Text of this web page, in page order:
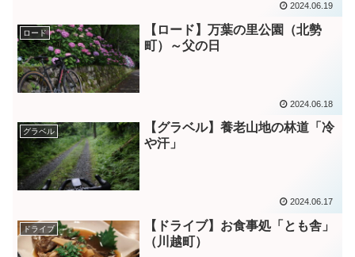
2024.06.19
ロード
【ロード】万葉の里公園（北勢
町）～父の日
2024.06.18
グラベル
【グラベル】養老山地の林道「冷
や汗」
2024.06.17
ドライブ
【ドライブ】お食事処「とも舎」
（川越町）